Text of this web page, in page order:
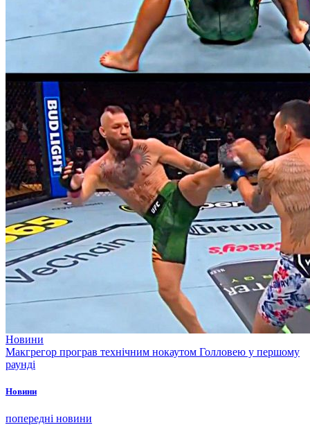
Новини
Макгрегор програв технічним нокаутом Голловею у першому
раунді
Новини
попередні новини